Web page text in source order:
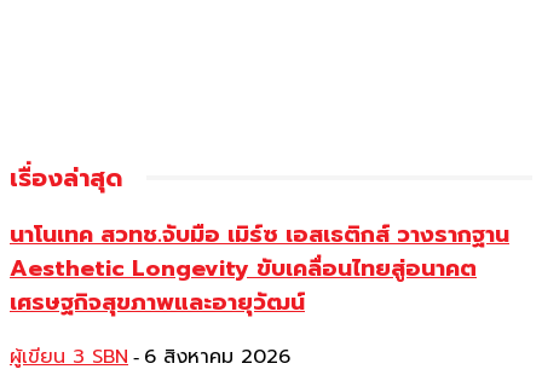
เรื่องล่าสุด
นาโนเทค สวทช.จับมือ เมิร์ซ เอสเธติกส์ วางรากฐาน
Aesthetic Longevity ขับเคลื่อนไทยสู่อนาคต
เศรษฐกิจสุขภาพและอายุวัฒน์
ผู้เขียน 3 SBN - 6 สิงหาคม 2026